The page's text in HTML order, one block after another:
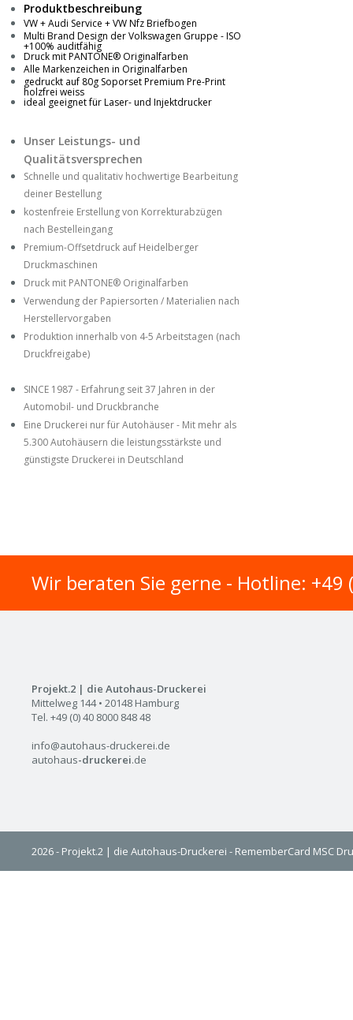
Produktbeschreibung
VW + Audi Service + VW Nfz Briefbogen
Multi Brand Design der Volkswagen Gruppe - ISO
+100% auditfähig
Druck mit PANTONE® Originalfarben
Alle Markenzeichen in Originalfarben
gedruckt auf 80g Soporset Premium Pre-Print
holzfrei weiss
ideal geeignet für Laser- und Injektdrucker
Unser Leistungs- und
Qualitätsversprechen
Schnelle und qualitativ hochwertige Bearbeitung
deiner Bestellung
kostenfreie Erstellung von Korrekturabzügen
nach Bestelleingang
Premium-Offsetdruck auf Heidelberger
Druckmaschinen
Druck mit PANTONE® Originalfarben
Verwendung der Papiersorten / Materialien nach
Herstellervorgaben
Produktion innerhalb von 4-5 Arbeitstagen (nach
Druckfreigabe)
SINCE 1987 - Erfahrung seit 37 Jahren in der
Automobil- und Druckbranche
Eine Druckerei nur für Autohäuser - Mit mehr als
5.300 Autohäusern die leistungsstärkste und
günstigste Druckerei in Deutschland
Wir beraten Sie gerne - Hotline: +49
Projekt.2 | die Autohaus-Druckerei
Mittelweg 144 • 20148 Hamburg
Tel. +49 (0) 40 8000 848 48
info@autohaus-druckerei.de
autohaus-druckerei.de
2026 - Projekt.2 | die Autohaus-Druckerei - RememberCard MSC